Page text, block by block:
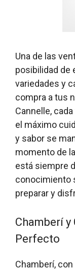
Una de las
posibilidad de
variedades y
compra a tus
Cannelle,
el máximo
y sabor se
momento de
está siempre
conocimiento
preparar y
Chamberí
Perfecto
Chamberí,